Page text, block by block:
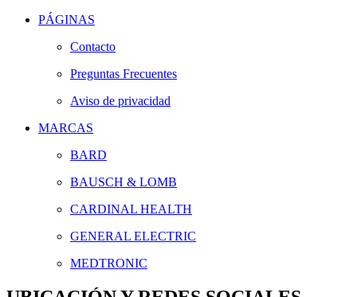
PÁGINAS
Contacto
Preguntas Frecuentes
Aviso de privacidad
MARCAS
BARD
BAUSCH & LOMB
CARDINAL HEALTH
GENERAL ELECTRIC
MEDTRONIC